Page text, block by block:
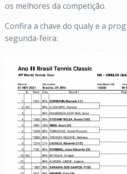
os melhores da competição.
Confira a chave do qualy e a
segunda-feira: